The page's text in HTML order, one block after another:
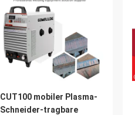
CUT100 mobiler Plasma-
Schneider-tragbare